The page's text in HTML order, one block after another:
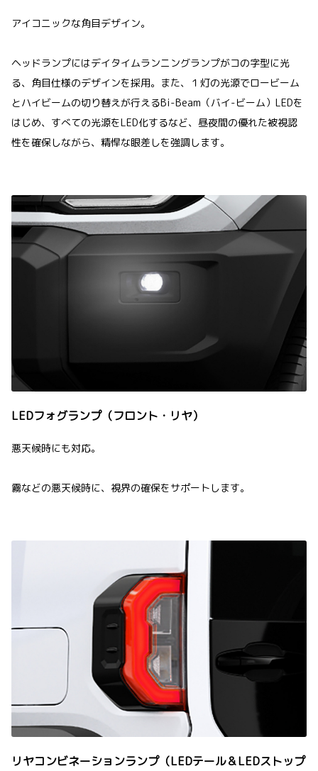
アイコニックな角目デザイン。
ヘッドランプにはデイタイムランニングランプがコの字型に光
る、角目仕様のデザインを採用。また、１灯の光源でロービーム
とハイビームの切り替えが行えるBi-Beam（バイ-ビーム）LEDを
はじめ、すべての光源をLED化するなど、昼夜間の優れた被視認
性を確保しながら、精悍な眼差しを強調します。
LEDフォグランプ（フロント・リヤ）
悪天候時にも対応。
霧などの悪天候時に、視界の確保をサポートします。
リヤコンビネーションランプ（LEDテール＆LEDストップ